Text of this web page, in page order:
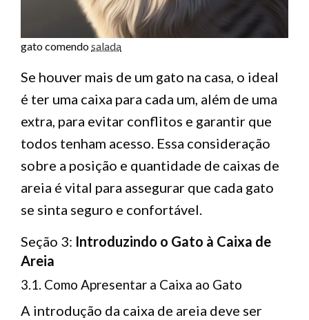
gato comendosalada
Se houver mais de um gato na casa, o ideal
é ter uma caixa para cada um, além de uma
extra, para evitar conflitos e garantir que
todos tenham acesso. Essa consideração
sobre a posição e quantidade de caixas de
areia é vital para assegurar que cada gato
se sinta seguro e confortável.
Seção 3: Introduzindo o Gato à Caixa de
Areia
3.1. Como Apresentar a Caixa ao Gato
A introdução da caixa de areia deve ser